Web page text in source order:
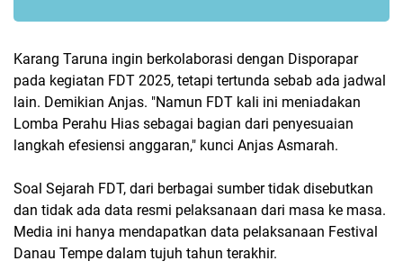
Karang Taruna ingin berkolaborasi dengan Disporapar
pada kegiatan FDT 2025, tetapi tertunda sebab ada jadwal
lain. Demikian Anjas. "Namun FDT kali ini meniadakan
Lomba Perahu Hias sebagai bagian dari penyesuaian
langkah efesiensi anggaran," kunci Anjas Asmarah.
Soal Sejarah FDT, dari berbagai sumber tidak disebutkan
dan tidak ada data resmi pelaksanaan dari masa ke masa.
Media ini hanya mendapatkan data pelaksanaan Festival
Danau Tempe dalam tujuh tahun terakhir.